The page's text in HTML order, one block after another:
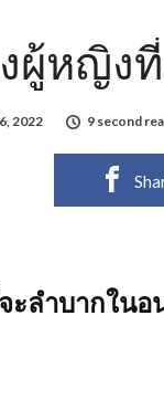
ผู้หญิง
2022 9 second
ะลำบากในอ